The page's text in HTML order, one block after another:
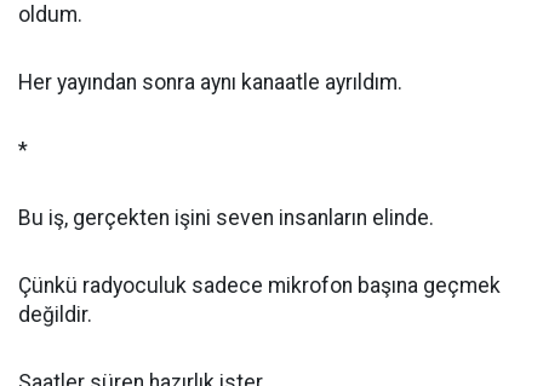
oldum.
Her yayından sonra aynı kanaatle ayrıldım.
*
Bu iş, gerçekten işini seven insanların elinde.
Çünkü radyoculuk sadece mikrofon başına geçmek
değildir.